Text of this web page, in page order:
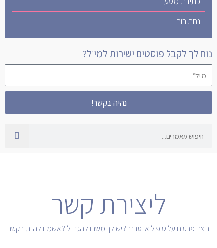
נחת רוח
נוח לך לקבל פוסטים ישירות למייל?
מייל*
נהיה בקשר!
ליצירת קשר
רוצה פרטים על טיפול או סדנה? יש לך משהו להגיד לי? אשמח להיות בקשר